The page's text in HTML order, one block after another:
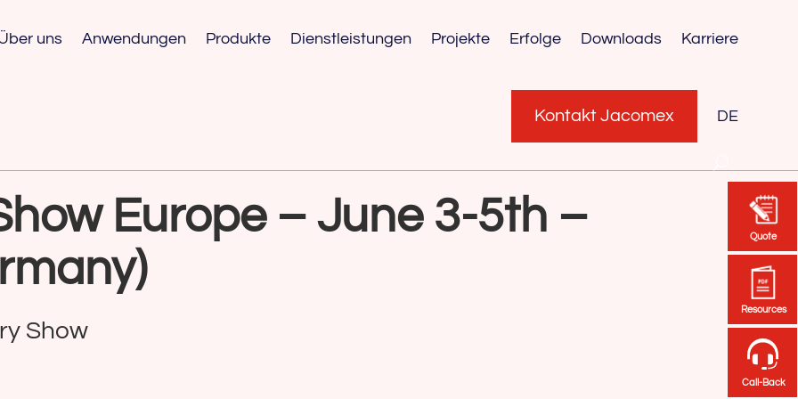
Quote
Resources
Call-Back
Quote
Resources
Call-Back
uns Anwendungen Produkte Dienstleistungen Projekte Erfolge Downloads Karriere
Kontakt Jacomex DE
Europe – June 3-5th –
Show